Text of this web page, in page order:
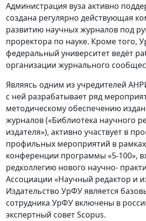
Администрация вуза активно
создана регулярно действующая
развитию научных журналов под
проректора по науке. Кроме того,
федеральный университет ведёт
организации журнального
Являясь одним из учредителей
с ней разрабатывает ряд
методическому обеспечению
журналов («Библиотека научного
издателя»), активно участвует в
профильных мероприятий в
конференции программы «5-100»,
редколлегию нового научно-
Ассоциации «Научный редактор и
Издательство УрФУ является
сотрудника УрФУ включены в
экспертный совет Scopus.